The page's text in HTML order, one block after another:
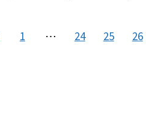
stránka
1 ⋯ 24 25 26